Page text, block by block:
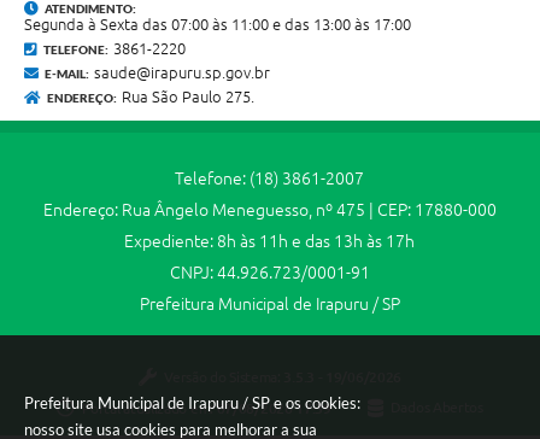
Prefeitura Municipal de Irapuru / SP e os cookies:
nosso site usa cookies para melhorar a sua
ATENDIMENTO:
Segunda à Sexta das 07:00 às 11:00 e das 13:00 às 17:00
TELEFONE: 3861-2220
E-MAIL: saude@irapuru.sp.gov.br
ENDEREÇO: Rua São Paulo 275.
Telefone: (18) 3861-2007
Endereço: Rua Ângelo Meneguesso, nº 475 | CEP: 17880-000
Expediente: 8h às 11h e das 13h às 17h
CNPJ: 44.926.723/0001-91
Prefeitura Municipal de Irapuru / SP
Portal atualizado em:07/08/2026 17:39